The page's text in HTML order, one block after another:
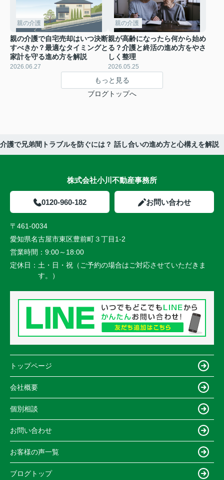
親の介護
親の介護で自宅売却はいつ決断
すべきか？最適なタイミングと
家計を守る進め方を解説
2026.06.27
親の介護
親が高齢になったら何から始め
る？介護と終活の進め方をやさ
しく整理
2026.05.25
もっと見る
ブログトップへ
護で兄弟間トラブルを防ぐには？ 話し合いの進め方と心構えを解説
株式会社小川不動産事務所
0120-960-182 お問い合わせ
〒461-0034
愛知県名古屋市東区豊前町３丁目1-2
営業時間： 9:00～18:00
定休日： 土・日・祝（ご予約の場合はご対応させていただきま
す。）
トップページ
会社概要
個別相談
お問い合わせ
お客様の声一覧
ブログトップ